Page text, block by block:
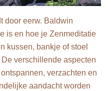
door eerw. Baldwin
is en hoe je Zenmeditatie
kussen, bankje of stoel
verschillende aspecten
verzachten en
aandacht worden